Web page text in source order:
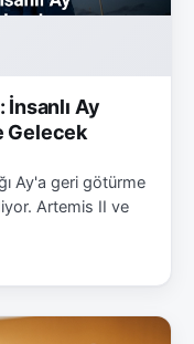
İnsanlı Ay
Gelecek
Ay'a geri götürme
Artemis II ve